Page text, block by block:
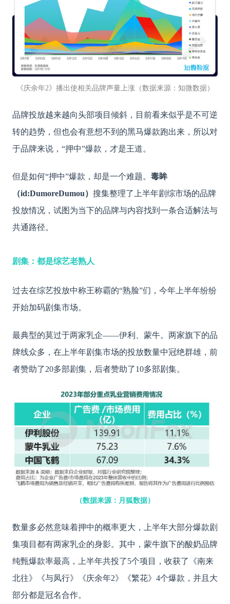
《庆余年2》播出使相关品牌声量上涨（数据来源：知微数据）
品牌投放越来越向头部项目倾斜，目前看来似乎是不可逆
转的趋势，但也会有意想不到的黑马爆款跑出来，所以对
于品牌来说， “押中”爆款，才是王道。
但是如何“押中”爆款，却是一个难题。 毒眸
（id:DumoreDumou） 搜集整理了上半年剧综市场的品牌
投放情况，试图为当下的品牌与内容找到一条合适解法与
共通路径。
剧集：都是综艺老熟人
过去在综艺投放中称王称霸的“熟脸”们，今年上半年纷纷
开始加码剧集市场。
最典型的莫过于两家乳企——伊利、蒙牛。两家旗下的品
牌线众多，在上半年剧集市场的投放数量中冠绝群雄，前
者赞助了20多部剧集，后者赞助了10多部剧集。
（数据来源：月狐数据）
数量多必然意味着押中的概率更大，上半年大部分爆款剧
集项目都有两家乳企的身影。其中，蒙牛旗下的酸奶品牌
纯甄爆款率最高，上半年共投了5个项目，收获了《南来
北往》《与凤行》《庆余年2》《繁花》4个爆款，并且大
部分都是冠名合作。